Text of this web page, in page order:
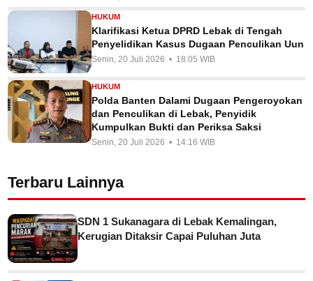
HUKUM
Klarifikasi Ketua DPRD Lebak di Tengah
Penyelidikan Kasus Dugaan Penculikan Uun
Senin, 20 Juli 2026 • 18:05 WIB
HUKUM
Polda Banten Dalami Dugaan Pengeroyokan
dan Penculikan di Lebak, Penyidik
Kumpulkan Bukti dan Periksa Saksi
Senin, 20 Juli 2026 • 14:16 WIB
Terbaru Lainnya
SDN 1 Sukanagara di Lebak Kemalingan,
Kerugian Ditaksir Capai Puluhan Juta